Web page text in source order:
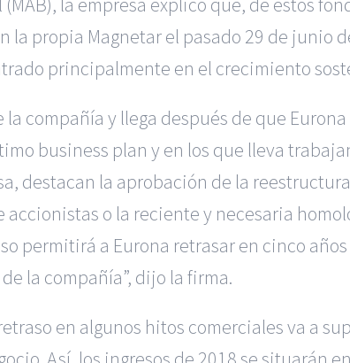
propia Magnetar el pasado 29 de junio
principalmente en el crecimiento
compañía y llega después de que
business plan y en los que lleva
destacan la aprobación de la
o la reciente y necesaria
permitirá a Eurona retrasar en cinco
la compañía”, dijo la firma.
en algunos hitos comerciales va a